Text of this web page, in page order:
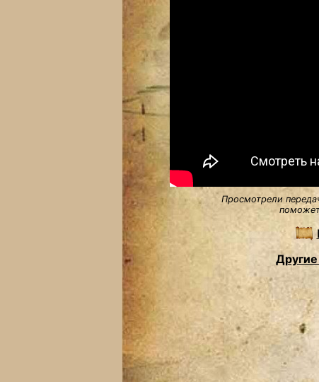
Просмотрели